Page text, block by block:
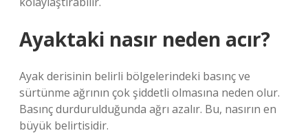
Ayaktaki nasır neden acır?
Ayak derisinin belirli bölgelerindeki basınç ve
sürtünme ağrının çok şiddetli olmasına neden olur.
Basınç durdurulduğunda ağrı azalır. Bu, nasırın en
büyük belirtisidir.